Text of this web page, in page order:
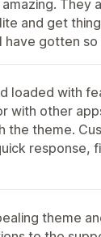
They
and get
have gotten so
loaded with
with other
the theme.
response,
theme